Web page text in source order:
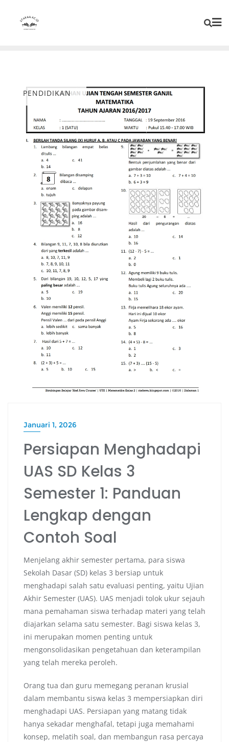
PENDIDIKAN
Januari 1, 2026
Persiapan Menghadapi
UAS SD Kelas 3
Semester 1: Panduan
Lengkap dengan
Contoh Soal
Menjelang akhir semester pertama, para siswa
Sekolah Dasar (SD) kelas 3 bersiap untuk
menghadapi salah satu evaluasi penting, yaitu Ujian
Akhir Semester (UAS). UAS menjadi tolok ukur sejauh
mana pemahaman siswa terhadap materi yang telah
diajarkan selama satu semester. Bagi siswa kelas 3,
ini merupakan momen penting untuk
mengonsolidasikan pengetahuan dan keterampilan
yang telah mereka peroleh.
Orang tua dan guru memegang peranan krusial
dalam membantu siswa kelas 3 mempersiapkan diri
menghadapi UAS. Persiapan yang matang tidak
hanya sekadar menghafal, tetapi juga memahami
konsep, melatih soal, dan membangun rasa percaya